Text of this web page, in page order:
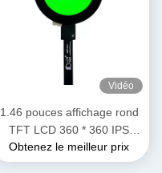
Vidéo
1.46 pouces affichage rond
TFT LCD 360 * 360 IPS
Montrer le module LCD de la
montre
Obtenez le meilleur prix